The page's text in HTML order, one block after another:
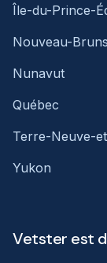
Île-du-Prince-
Nouveau-
Nunavut
Québec
Terre-Neuve-
Yukon
Vetster est